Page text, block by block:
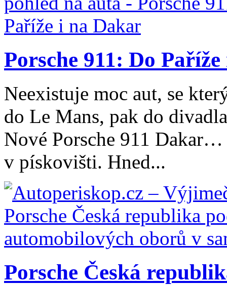
Porsche 911: Do
Neexistuje moc aut, se
do Le Mans, pak do
Nové Porsche 911
v pískovišti. Hned...
Porsche Česká